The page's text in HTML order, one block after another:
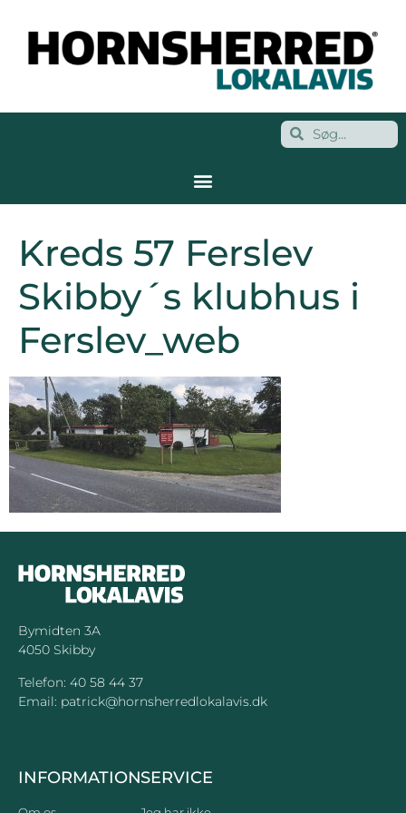
Kreds 57 Ferslev
Skibby´s klubhus i
Ferslev_web
Bymidten 3A
4050 Skibby
Telefon: 40 58 44 37
Email: patrick@hornsherredlokalavis.dk
INFORMATIONSERVICE